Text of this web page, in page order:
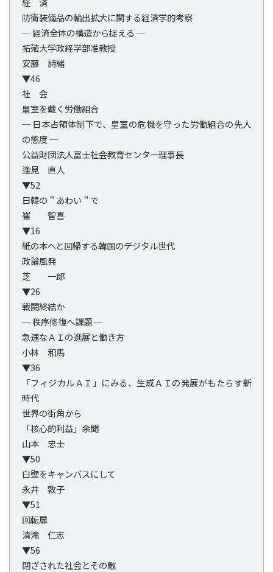
防衛装備品の輸出拡大に関する経済学的考察
─ 経済全体の構造から捉える ─
拓殖大学政経学部准教授
安藤 詩緒
▼46
社 会
皇室を戴く労働組合
─ 日本占領体制下で、皇室の危機を守った労働組合の先人
の態度 ─
公益財団法人富士社会教育センター理事長
逢見 直人
▼52
日韓の＂あわい＂で
崔 智喜
▼16
紙の本へと回帰する韓国のデジタル世代
政論風発
芝 一郎
▼26
戦闘終結か
─ 秩序修復へ課題 ─
急速なＡＩの進展と働き方
小林 和馬
▼36
「フィジカルＡＩ」にみる、生成ＡＩの発展がもたらす新
時代
世界の街角から
「核心的利益」余聞
山本 忠士
▼50
白壁をキャンバスにして
永井 敦子
▼51
回転扉
清滝 仁志
▼56
閉ざされた社会とその敵